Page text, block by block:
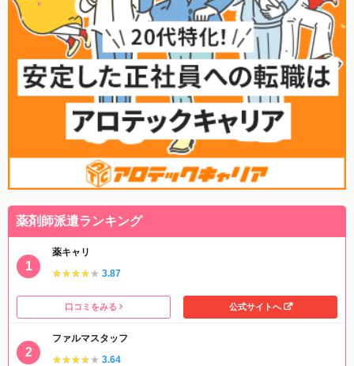
薬剤師派遣ランキング
薬キャリ
★★★★★
★★★★★ 3.87
口コミをみる 公式サイトへ
ファルマスタッフ
★★★★★
★★★★★ 3.64